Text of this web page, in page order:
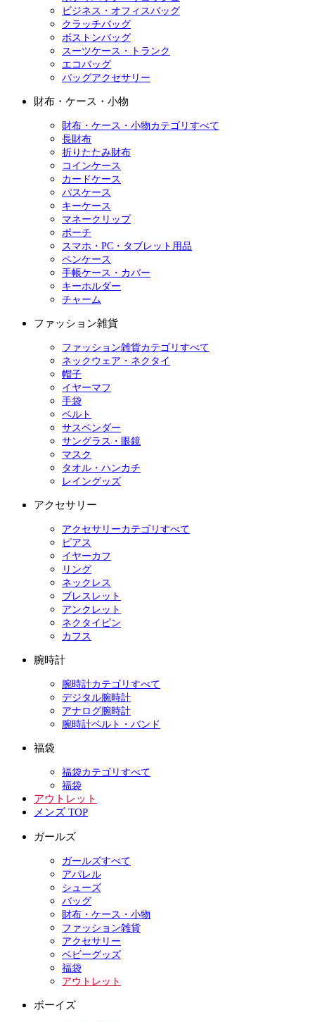
ビジネス・オフィスバッグ
クラッチバッグ
ボストンバッグ
スーツケース・トランク
エコバッグ
バッグアクセサリー
財布・ケース・小物
財布・ケース・小物カテゴリすべて
長財布
折りたたみ財布
コインケース
カードケース
パスケース
キーケース
マネークリップ
ポーチ
スマホ・PC・タブレット用品
ペンケース
手帳ケース・カバー
キーホルダー
チャーム
ファッション雑貨
ファッション雑貨カテゴリすべて
ネックウェア・ネクタイ
帽子
イヤーマフ
手袋
ベルト
サスペンダー
サングラス・眼鏡
マスク
タオル・ハンカチ
レイングッズ
アクセサリー
アクセサリーカテゴリすべて
ピアス
イヤーカフ
リング
ネックレス
ブレスレット
アンクレット
ネクタイピン
カフス
腕時計
腕時計カテゴリすべて
デジタル腕時計
アナログ腕時計
腕時計ベルト・バンド
福袋
福袋カテゴリすべて
福袋
アウトレット
メンズ TOP
ガールズ
ガールズすべて
アパレル
シューズ
バッグ
財布・ケース・小物
ファッション雑貨
アクセサリー
ベビーグッズ
福袋
アウトレット
ボーイズ